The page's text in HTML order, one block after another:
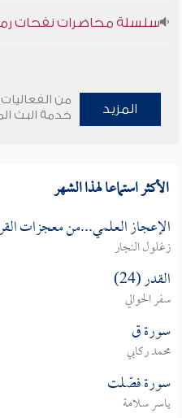
سلسلة محاضرات نفحات
المزيد
من
خدمة البث
الأكثر استماعا لهذا الشهر
الإعجاز العلمي...من معجزات
زغلول النجار
القدر (24)
سفر الحوالي
سورة ق
محمد ركابي
سورة فصّلت
ياسر سلامة